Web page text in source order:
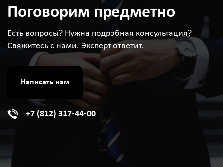
Поговорим предметно
Есть вопросы? Нужна подробная консультация?
Свяжитесь с нами. Эксперт ответит.
Написать нам
+7 (812) 317-44-00